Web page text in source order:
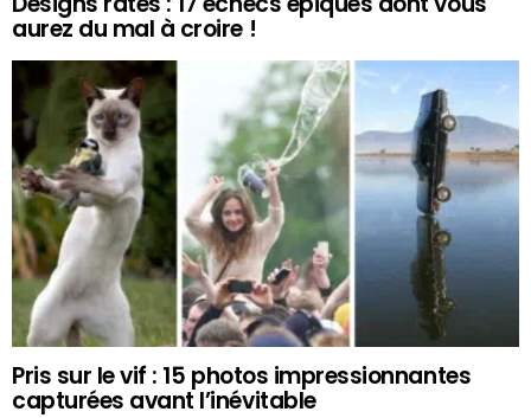
aurez du mal à croire !
Pris sur le vif : 15 photos impressionnantes
capturées avant l’inévitable